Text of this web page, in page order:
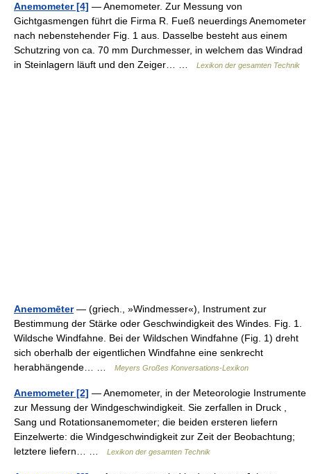
Anemometer [4] — Anemometer. Zur Messung von
Gichtgasmengen führt die Firma R. Fueß neuerdings Anemometer
nach nebenstehender Fig. 1 aus. Dasselbe besteht aus einem
Schutzring von ca. 70 mm Durchmesser, in welchem das Windrad
in Steinlagern läuft und den Zeiger… …
Lexikon der gesamten Technik
Anemomēter— (griech., »Windmesser«), Instrument zur
Bestimmung der Stärke oder Geschwindigkeit des Windes. Fig. 1.
Wildsche Windfahne. Bei der Wildschen Windfahne (Fig. 1) dreht
sich oberhalb der eigentlichen Windfahne eine senkrecht
herabhängende… …
Meyers Großes Konversations-Lexikon
Anemometer [2] — Anemometer, in der Meteorologie Instrumente
zur Messung der Windgeschwindigkeit. Sie zerfallen in Druck ,
Sang und Rotationsanemometer; die beiden ersteren liefern
Einzelwerte: die Windgeschwindigkeit zur Zeit der Beobachtung;
letztere liefern… …
Lexikon der gesamten Technik